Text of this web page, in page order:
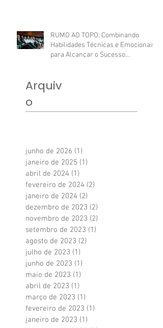
RUMO AO TOPO: Combinando
Habilidades Técnicas e Emocionais
para Alcançar o Sucesso
Arquiv
o
junho de 2026 (1)
janeiro de 2025 (1)
abril de 2024 (1)
fevereiro de 2024 (2)
janeiro de 2024 (2)
dezembro de 2023 (2)
novembro de 2023 (2)
setembro de 2023 (1)
agosto de 2023 (2)
julho de 2023 (1)
junho de 2023 (1)
maio de 2023 (1)
abril de 2023 (1)
março de 2023 (1)
fevereiro de 2023 (1)
janeiro de 2023 (1)